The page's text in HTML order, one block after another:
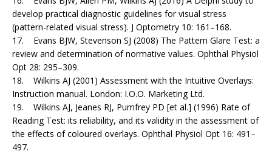
develop practical diagnostic guidelines for visual stress
(pattern-related visual stress). J Optometry 10: 161–168.
17. Evans BJW, Stevenson SJ (2008) The Pattern Glare Test: a
review and determination of normative values. Ophthal Physiol
Opt 28: 295–309.
18. Wilkins AJ (2001) Assessment with the Intuitive Over­lays:
Instruction manual. London: I.O.O. Marketing Ltd.
19. Wilkins AJ, Jeanes RJ, Pumfrey PD [et al.] (1996) Rate of
Reading Test: its reliability, and its validity in the assessment of
the effects of coloured overlays. Ophthal Physiol Opt 16: 491–
497.